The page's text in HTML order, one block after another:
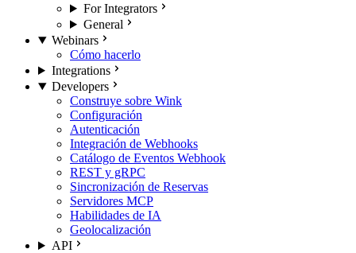
For Integrators
General
Webinars
Cómo hacerlo
Integrations
Developers
Construye sobre Wink
Configuración
Autenticación
Integración de Webhooks
Catálogo de Eventos Webhook
REST y gRPC
Sincronización de Reservas
Servidores MCP
Habilidades de IA
Geolocalización
API